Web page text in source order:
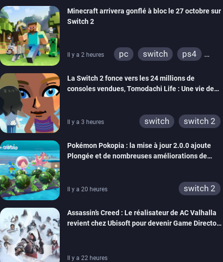
Minecraft arrivera gonflé à bloc le 27 octobre sur
Switch 2
Il y a 2 heures pc switch
ps4
wiiu
3ds
ps3
xbox 360
switch 2
La Switch 2 fonce vers les 24 millions de
consoles vendues, Tomodachi Life : Une vie de
Il y a 3 heures switch switch 2
Pokémon Pokopia : la mise à jour 2.0.0 ajoute
Plongée et de nombreuses améliorations de
Il y a 20 heures switch 2
Assassin’s Creed : Le réalisateur de AC Valhalla
revient chez Ubisoft pour devenir Game Director
Il y a 22 heures